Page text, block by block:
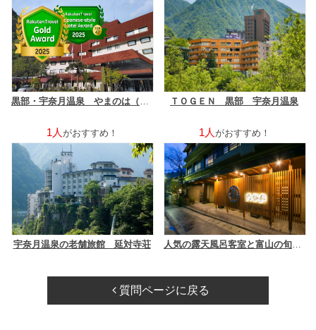
ＴＯＧＥＮ 黒部 宇奈月温泉
1人 がおすすめ！
宇奈月温泉の老舗旅館 延対寺荘
1人 がおすすめ！
質問ページに戻る